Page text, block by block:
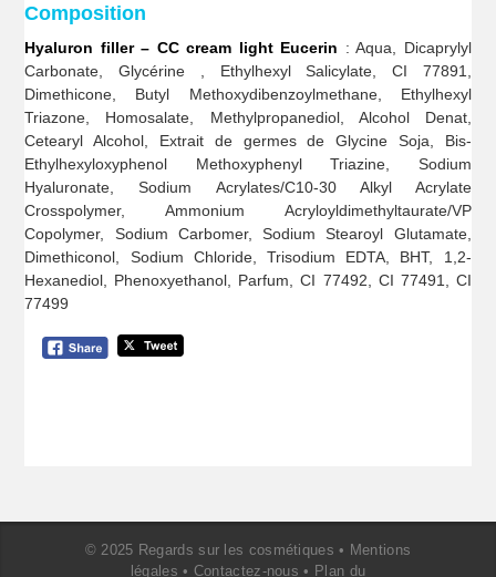
Composition
Hyaluron filler – CC cream light Eucerin : Aqua, Dicaprylyl
Carbonate, Glycérine , Ethylhexyl Salicylate, CI 77891,
Dimethicone, Butyl Methoxydibenzoylmethane, Ethylhexyl
Triazone, Homosalate, Methylpropanediol, Alcohol Denat,
Cetearyl Alcohol, Extrait de germes de Glycine Soja, Bis-
Ethylhexyloxyphenol Methoxyphenyl Triazine, Sodium
Hyaluronate, Sodium Acrylates/C10-30 Alkyl Acrylate
Crosspolymer, Ammonium Acryloyldimethyltaurate/VP
Copolymer, Sodium Carbomer, Sodium Stearoyl Glutamate,
Dimethiconol, Sodium Chloride, Trisodium EDTA, BHT, 1,2-
Hexanediol, Phenoxyethanol, Parfum, CI 77492, CI 77491, CI
77499
© 2025 Regards sur les cosmétiques • Mentions
légales • Contactez-nous • Plan du